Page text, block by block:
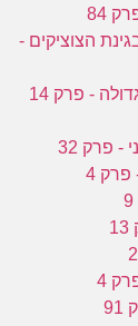
בגינת הצוציקים -